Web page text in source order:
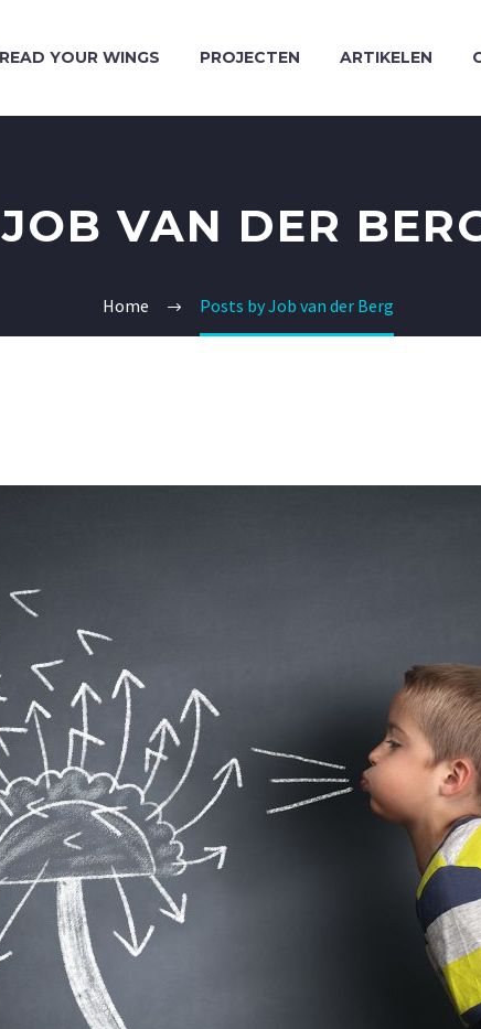
YOUR WINGS PROJECTEN ARTIKELEN
JOB VAN DER
Home Posts by Job van der Berg